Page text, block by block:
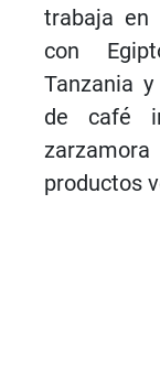
trabaja en
con
Tanzania
de café
productos